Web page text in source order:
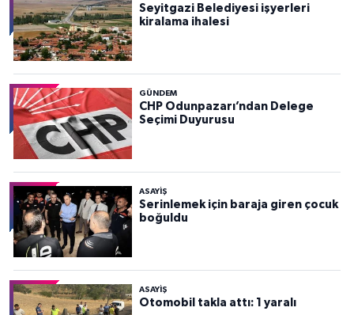
Seyitgazi Belediyesi işyerleri
kiralama ihalesi
GÜNDEM
CHP Odunpazarı’ndan Delege
Seçimi Duyurusu
ASAYİŞ
Serinlemek için baraja giren çocuk
boğuldu
ASAYİŞ
Otomobil takla attı: 1 yaralı